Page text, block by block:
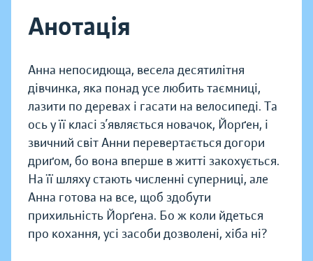
Анотація
Анна непосидюща, весела десятилітня
дівчинка, яка понад усе любить таємниці,
лазити по деревах і гасати на велосипеді. Та
ось у її класі з’являється новачок, Йорґен, і
звичний світ Анни перевертається догори
дриґом, бо вона вперше в житті закохується.
На її шляху стають численні суперниці, але
Анна готова на все, щоб здобути
прихильність Йорґена. Бо ж коли йдеться
про кохання, усі засоби дозволені, хіба ні?